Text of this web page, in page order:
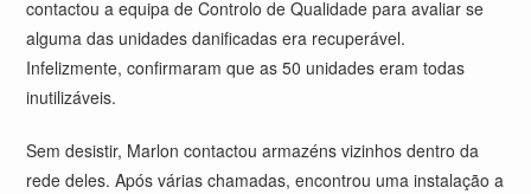
contactou a equipa de Controlo de Qualidade para avaliar se
alguma das unidades danificadas era recuperável.
Infelizmente, confirmaram que as 50 unidades eram todas
inutilizáveis.
Sem desistir, Marlon contactou armazéns vizinhos dentro da
rede deles. Após várias chamadas, encontrou uma instalação a